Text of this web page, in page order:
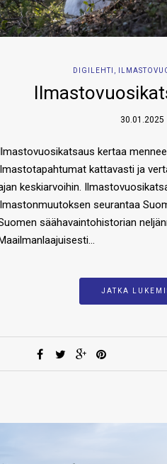
DIGILEHTI
30.01.2025
kertaa
kattavasti ja
keskiarvoihin.
seurantaa
säähavaintohistorian
JATKA